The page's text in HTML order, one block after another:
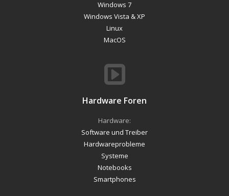
Windows 7
Windows Vista & XP
Linux
MacOS
Hardware Foren
Hardware:
Software und Treiber
Hardwareprobleme
Systeme
Notebooks
Smartphones